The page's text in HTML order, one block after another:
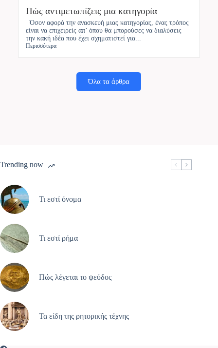
Πώς αντιμετωπίζεις μια κατηγορία
Όσον αφορά την ανασκευή μιας κατηγορίας, ένας τρόπος
είναι να επιχειρείς απ’ όπου θα μπορούσες να διαλύσεις
την κακή ιδέα που έχει σχηματιστεί για...
Περισσότερα
Όλα τα άρθρα
Trending now
Τι εστί όνομα
Τι εστί ρήμα
Πώς λέγεται το ψεύδος
Τα είδη της ρητορικής τέχνης